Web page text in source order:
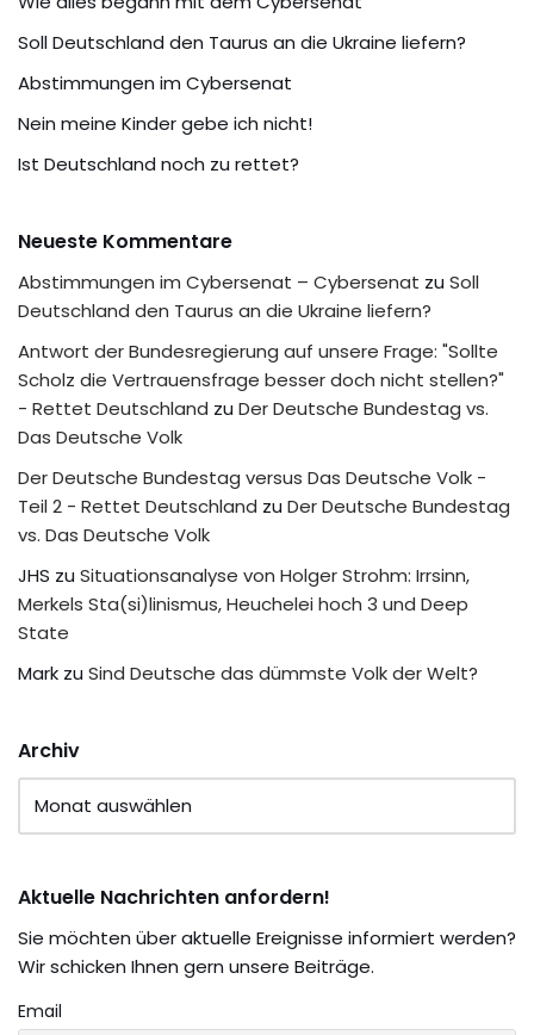
Soll Deutschland den Taurus an die Ukraine liefern?
Abstimmungen im Cybersenat
Nein meine Kinder gebe ich nicht!
Ist Deutschland noch zu rettet?
Neueste Kommentare
Abstimmungen im Cybersenat – Cybersenat zu Soll
Deutschland den Taurus an die Ukraine liefern?
Antwort der Bundesregierung auf unsere Frage: "Sollte
Scholz die Vertrauensfrage besser doch nicht stellen?"
- Rettet Deutschland zu Der Deutsche Bundestag vs.
Das Deutsche Volk
Der Deutsche Bundestag versus Das Deutsche Volk -
Teil 2 - Rettet Deutschland zu Der Deutsche Bundestag
vs. Das Deutsche Volk
JHS zu Situationsanalyse von Holger Strohm: Irrsinn,
Merkels Sta(si)linismus, Heuchelei hoch 3 und Deep
State
Mark zu Sind Deutsche das dümmste Volk der Welt?
Archiv
Aktuelle Nachrichten anfordern!
Sie möchten über aktuelle Ereignisse informiert werden?
Wir schicken Ihnen gern unsere Beiträge.
Email